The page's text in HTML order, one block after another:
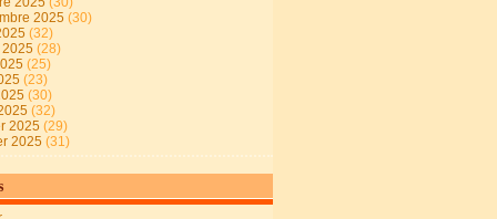
2025 (30)
(32)
(28)
(25)
(23)
(30)
(32)
2025 (29)
2025 (31)